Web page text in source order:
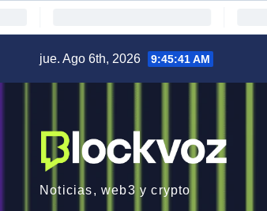
jue. Ago 6th, 2026 9:45:42 AM
Noticias, web3 y crypto